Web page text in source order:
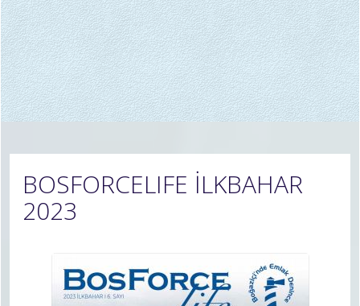
BOSFORCELIFE İLKBAHAR
2023